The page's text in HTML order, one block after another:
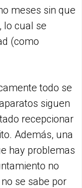
meses sin que
lo cual se
(como
todo se
siguen
recepcionar
Además, una
hay problemas
no
se sabe por